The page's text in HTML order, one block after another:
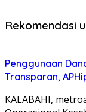
Rekomendasi
Penggunaan
Transparan,
KALABAHI,